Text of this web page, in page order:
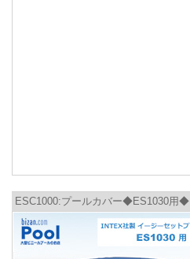
ESC1000:プールカバー◆ES1030用◆